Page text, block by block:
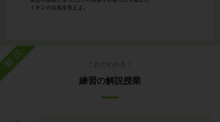
解説 これでわかる！
練習の解説授業